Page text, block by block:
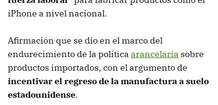
iPhone a nivel nacional.
Afirmación que se dio en el marco del
endurecimiento de la política arancelaria sobre
productos importados, con el argumento de
incentivar el regreso de la manufactura a suelo
estadounidense.